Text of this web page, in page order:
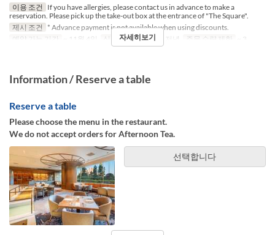
이용 조건
If you have allergies, please contact us in advance to make a
reservation. Please pick up the take-out box at the entrance of "The Square".
제시 조건 * Advance payment is not available when using discounts.
예약 가능 기간
~ 11월 4일 식사 점심, 티타임, 저녁 주문 수량 제한 ~ 3
자세히보기
Information / Reserve a table
Reserve a table
Please choose the menu in the restaurant.
We do not accept orders for Afternoon Tea.
선택합니다